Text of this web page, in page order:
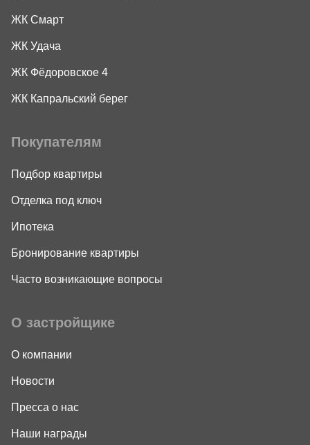
ЖК Смарт
ЖК Удача
ЖК Фёдоровское 4
ЖК Капральский берег
Покупателям
Подбор квартиры
Отделка под ключ
Ипотека
Бронирование квартиры
Часто возникающие вопросы
О застройщике
О компании
Новости
Пресса о нас
Наши награды